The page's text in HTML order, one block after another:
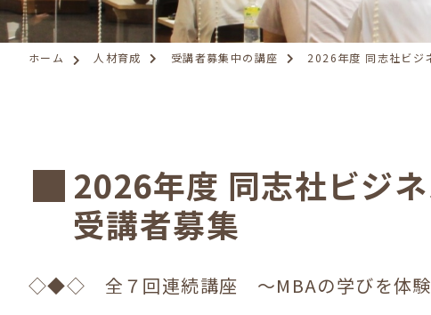
ホーム 人材育成 受講者募集中の講座 2026年度 同志社ビジ
2026年度 同志社ビジ
受講者募集
◇◆◇ 全７回連続講座 ～MBAの学びを体